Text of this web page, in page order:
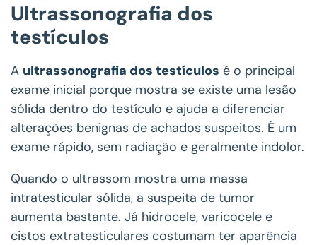
Ultrassonografia dos
testículos
A ultrassonografia dos testículos é o principal
exame inicial porque mostra se existe uma lesão
sólida dentro do testículo e ajuda a diferenciar
alterações benignas de achados suspeitos. É um
exame rápido, sem radiação e geralmente indolor.
Quando o ultrassom mostra uma massa
intratesticular sólida, a suspeita de tumor
aumenta bastante. Já hidrocele, varicocele e
cistos extratesticulares costumam ter aparência